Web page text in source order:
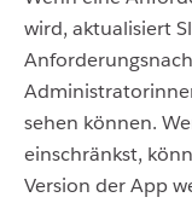
wird, aktualisiert
sehen können.
einschränkst,
Version der App